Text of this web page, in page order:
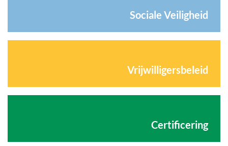
Sociale Veiligheid
Vrijwilligersbeleid
Certificering